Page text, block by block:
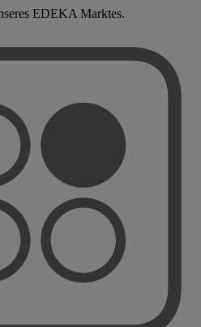
EDEKA Marktes.